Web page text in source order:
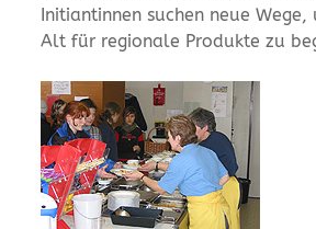
Initiantinnen suchen neue Wege,
Alt für regionale Produkte zu